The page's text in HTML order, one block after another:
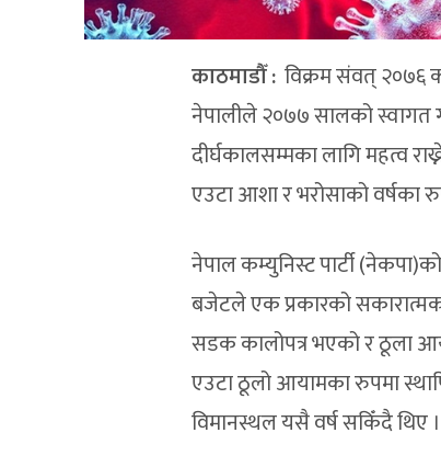
काठमाडौँ: विक्रम संवत् २०७६
नेपालीले २०७७ सालको स्वागत
दीर्घकालसम्मका लागि महत्व
एउटा आशा र भरोसाको वर्षका
नेपाल कम्युनिस्ट पार्टी
बजेटले एक प्रकारको
सडक कालोपत्र भएको र ठूला
एउटा ठूलो आयामका रुपमा
विमानस्थल यसै वर्ष सकिँदै थिए ।